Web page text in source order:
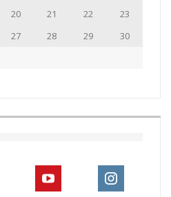
20 21 22
23
27 28 29
30